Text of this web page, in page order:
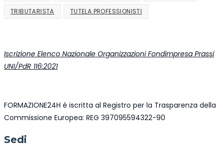
TRIBUTARISTA TUTELA PROFESSIONISTI
Iscrizione Elenco Nazionale Organizzazioni Fondimpresa Prassi
UNI/PdR 116:2021
FORMAZIONE24H è iscritta al Registro per la Trasparenza della
Commissione Europea: REG 397095594322-90
Sedi